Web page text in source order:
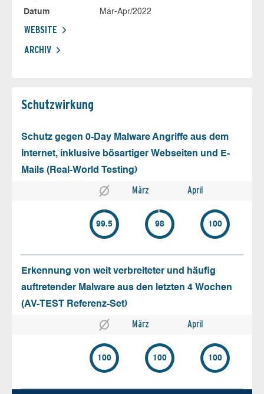
Datum
Mär-Apr/2022
WEBSITE
ARCHIV
Schutz­wirkung
Schutz gegen 0-Day Malware Angriffe aus dem
Internet, inklusive bösartiger Webseiten und E-
Mails (Real-World Testing)
März April
99.5 98 100
Erkennung von weit verbreiteter und häufig
auftretender Malware aus den letzten 4 Wochen
(AV-TEST Referenz-Set)
März April
100 100 100